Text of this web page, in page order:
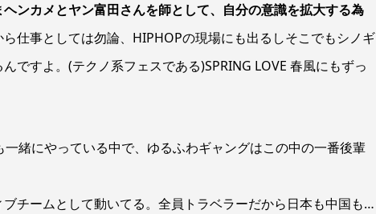
ヘンカメとヤン富田さんを師として、自分の意識を拡大する為
ら仕事としては勿論、HIPHOPの現場にも出るしそこでもシノギ
ですよ。(テクノ系フェスである)SPRING LOVE 春風にもずっ
一緒にやっている中で、ゆるふわギャングはこの中の一番後輩
チームとして動いてる。全員トラベラーだから日本も中国も…